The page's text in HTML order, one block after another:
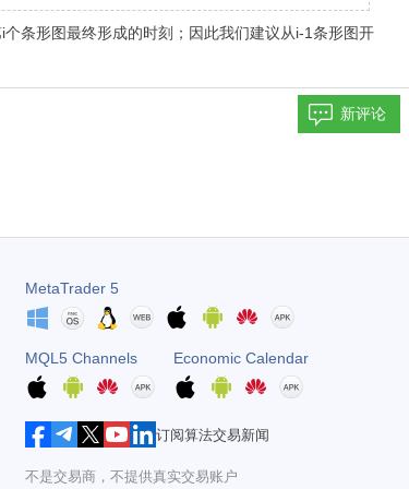
条形图最终形成的时刻；因此我们建议从i-1条形图开
新评论
MetaTrader 5
MQL5 Channels Economic Calendar
订阅算法交易新闻
不是交易商，不提供真实交易账户